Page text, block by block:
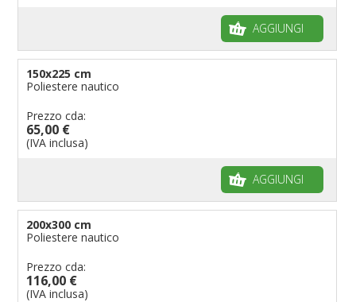
AGGIUNGI
150x225 cm
Poliestere nautico
Prezzo cda:
65,00 €
(IVA inclusa)
AGGIUNGI
200x300 cm
Poliestere nautico
Prezzo cda:
116,00 €
(IVA inclusa)